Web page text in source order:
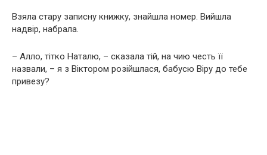
Взяла стару записну книжку, знайшла номер. Вийшла
надвір, набрала.
– Алло, тітко Наталю, – сказала тій, на чию честь її
назвали, – я з Віктором розійшлася, бабусю Віру до тебе
привезу?